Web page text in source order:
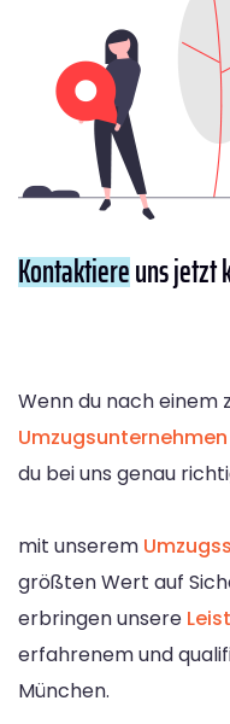
Kontaktiereuns jetzt
Wenn du nach einem
du bei uns genau
mit unserem
größten Wert auf
erbringen unsere
erfahrenem und
München.